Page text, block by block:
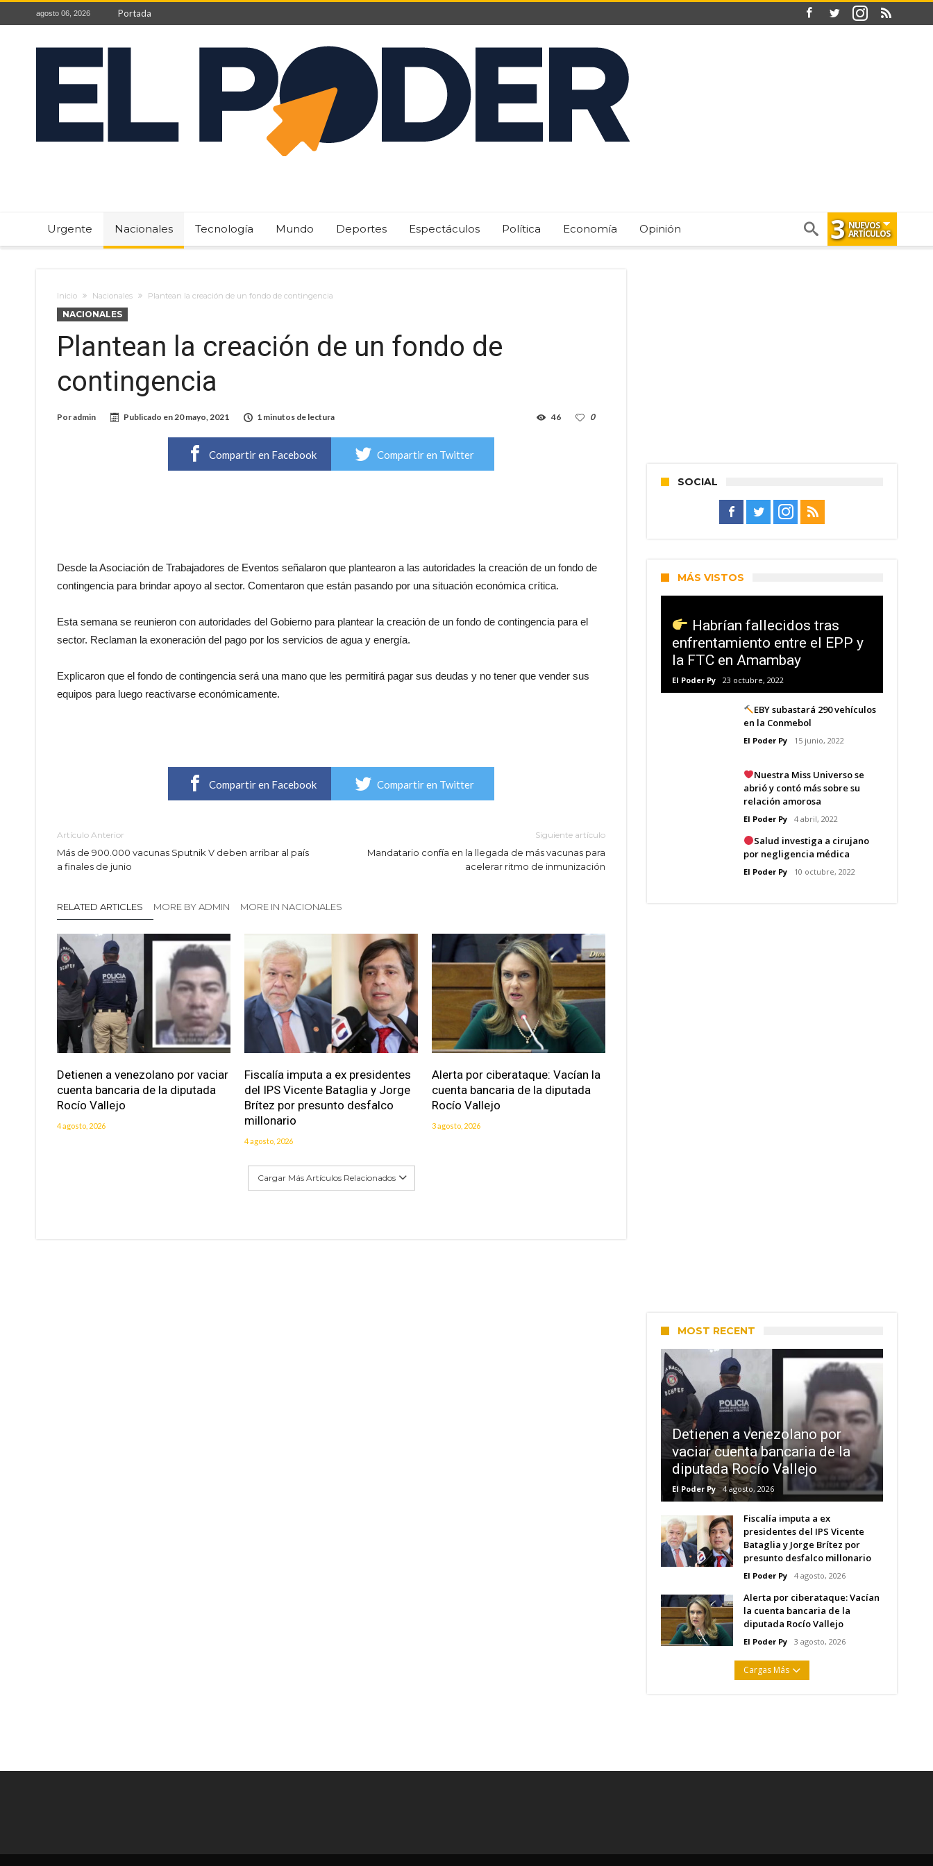
agosto 06, 2026 Portada
Urgente Nacionales Tecnología Mundo Deportes Espectáculos Política Economía Opinión 3 NUEVOS
ARTÍCULOS
Inicio Nacionales Plantean la creación de un fondo de contingencia
NACIONALES
Plantean la creación de un fondo de
contingencia
Poradmin Publicado en20 mayo, 2021 1 minutos de lectura 0
46
Compartir en Facebook Compartir en Twitter
Desde la Asociación de Trabajadores de Eventos señalaron que plantearon a las autoridades la creación de un fondo de
contingencia para brindar apoyo al sector. Comentaron que están pasando por una situación económica crítica.
Esta semana se reunieron con autoridades del Gobierno para plantear la creación de un fondo de contingencia para el
sector. Reclaman la exoneración del pago por los servicios de agua y energía.
Explicaron que el fondo de contingencia será una mano que les permitirá pagar sus deudas y no tener que vender sus
equipos para luego reactivarse económicamente.
Compartir en Facebook Compartir en Twitter
Artículo Anterior
Más de 900.000 vacunas Sputnik V deben arribar al país
a finales de junio
Siguiente artículo
Mandatario confía en la llegada de más vacunas para
acelerar ritmo de inmunización
RELATED ARTICLES MORE BY ADMIN MORE IN NACIONALES
Detienen a venezolano por vaciar
cuenta bancaria de la diputada
Rocío Vallejo
4 agosto, 2026
Fiscalía imputa a ex presidentes
del IPS Vicente Bataglia y Jorge
Brítez por presunto desfalco
millonario
4 agosto, 2026
Alerta por ciberataque: Vacían la
cuenta bancaria de la diputada
Rocío Vallejo
3 agosto, 2026
Cargar Más Artículos Relacionados
SOCIAL
MÁS VISTOS
Habrían fallecidos tras
enfrentamiento entre el EPP y
la FTC en Amambay
El Poder Py 23 octubre, 2022
EBY subastará 290 vehículos
en la Conmebol
El Poder Py 15 junio, 2022
Nuestra Miss Universo se
abrió y contó más sobre su
relación amorosa
El Poder Py 4 abril, 2022
Salud investiga a cirujano
por negligencia médica
El Poder Py 10 octubre, 2022
MOST RECENT
Detienen a venezolano por
vaciar cuenta bancaria de la
diputada Rocío Vallejo
El Poder Py 4 agosto, 2026
Fiscalía imputa a ex
presidentes del IPS Vicente
Bataglia y Jorge Brítez por
presunto desfalco millonario
El Poder Py 4 agosto, 2026
Alerta por ciberataque: Vacían
la cuenta bancaria de la
diputada Rocío Vallejo
El Poder Py 3 agosto, 2026
Cargas Más